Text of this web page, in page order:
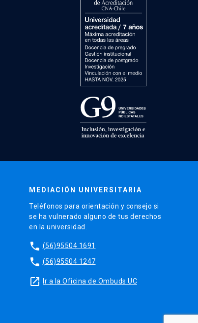
MEDIACIÓN UNIVERSITARIA
Teléfonos para orientación y consejo si
se ha vulnerado alguno de tus derechos
en la universidad.
phone (56)95504 1691
phone (56)95504 1247
launch Ir a la Oficina de Ombuds UC